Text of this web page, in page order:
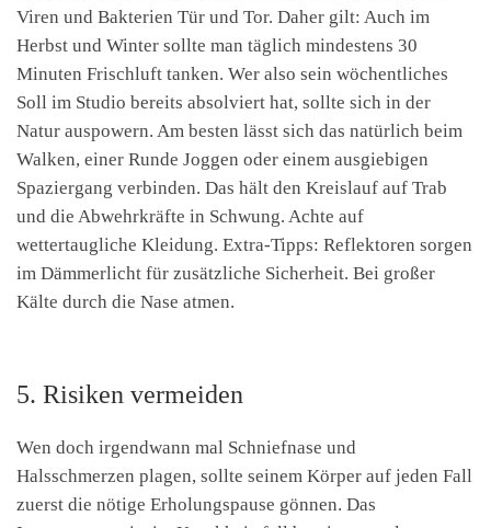
Viren und Bakterien Tür und Tor. Daher gilt: Auch im
Herbst und Winter sollte man täglich mindestens 30
Minuten Frischluft tanken. Wer also sein wöchentliches
Soll im Studio bereits absolviert hat, sollte sich in der
Natur auspowern. Am besten lässt sich das natürlich beim
Walken, einer Runde Joggen oder einem ausgiebigen
Spaziergang verbinden. Das hält den Kreislauf auf Trab
und die Abwehrkräfte in Schwung. Achte auf
wettertaugliche Kleidung. Extra-Tipps: Reflektoren sorgen
im Dämmerlicht für zusätzliche Sicherheit. Bei großer
Kälte durch die Nase atmen.
5. Risiken vermeiden
Wen doch irgendwann mal Schniefnase und
Halsschmerzen plagen, sollte seinem Körper auf jeden Fall
zuerst die nötige Erholungspause gönnen. Das